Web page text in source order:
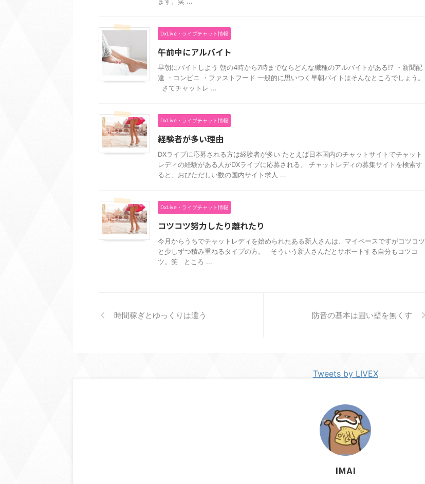
DxLive・ライブチャット情報
午前中にアルバイト
早朝にバイトしよう 朝の4時から7時までならどんな職種のアルバイトがある!? ・新聞配
達 ・コンビニ ・ファストフード 一般的に思いつく早朝バイトはそんなところでしょう。
さてチャットレ ...
DxLive・ライブチャット情報
経験者が多い理由
DXライブに応募される方は経験者が多い たとえば日本国内のチャットサイトでチャット
レディの経験がある人がDXライブに応募される。 チャットレディの募集サイトを検索す
ると、おびただしい数の国内サイト求人 ...
DxLive・ライブチャット情報
コツコツ努力したり離れたり
今月からうちでチャットレディを始められたある新人さんは、マイペースですがコツコツ
と少しずつ積み重ねるタイプの方。 そういう新人さんだとサポートする自分もコツコ
ツ。笑 ところ ...
時間稼ぎとゆっくりは違う 防音の基本は固い壁を無くす
Tweets by LIVEX
IMAI